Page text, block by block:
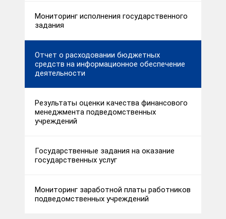
Мониторинг исполнения государственного
задания
Отчет о расходовании бюджетных
средств на информационное обеспечение
деятельности
Результаты оценки качества финансового
менеджмента подведомственных
учреждений
Государственные задания на оказание
государственных услуг
Мониторинг заработной платы работников
подведомственных учреждений